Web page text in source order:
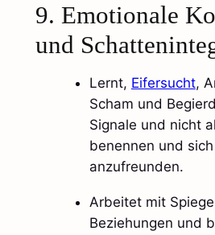
9. Emotionale
und
Lernt, Eifersucht,
Scham und
Signale und nicht
benennen und
anzufreunden.
Arbeitet mit
Beziehungen und